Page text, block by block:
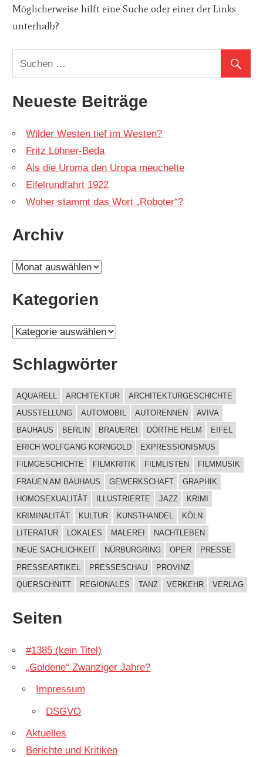
Möglicherweise hilft eine Suche oder einer der Links
unterhalb?
Neueste Beiträge
Wilder Westen tief im Westen?
Fritz Löhner-Beda
Als die Uroma den Uropa meuchelte
Eifelrundfahrt 1922
Woher stammt das Wort „Roboter“?
Archiv
A
c
Kategorien
K
t
g
o
e
n
Schlagwörter
AQUARELL ARCHITEKTUR
ARCHITEKTURGESCHICHTE
AUSSTELLUNG
AUTOMOBIL AUTORENNEN
AVIVA
BAUHAUS
BERLIN BRAUEREI DÖRTHE HELM
EIFEL
ERICH WOLFGANG KORNGOLD
EXPRESSIONISMUS
FILMGESCHICHTE
FILMKRITIK FILMLISTEN
FILMMUSIK
FRAUEN AM BAUHAUS
GEWERKSCHAFT
GRAPHIK
HOMOSEXUALITÄT
ILLUSTRIERTE JAZZ
KRIMI
KRIMINALITÄT
KULTUR KUNSTHANDEL
KÖLN
LITERATUR
LOKALES MALEREI
NACHTLEBEN
NEUE SACHLICHKEIT
NÜRBURGRING OPER
PRESSE
PRESSEARTIKEL
PRESSESCHAU
PROVINZ
QUERSCHNITT
REGIONALES TANZ VERKEHR VERLAG
Seiten
#1385 (kein Titel)
„Goldene“ Zwanziger Jahre?
Impressum
DSGVO
Aktuelles
Berichte und Kritiken